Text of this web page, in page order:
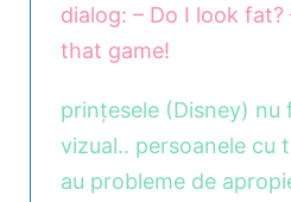
dialog: – Do I look
that game!
prințesele (Disney)
vizual.. persoanele cu
au probleme de